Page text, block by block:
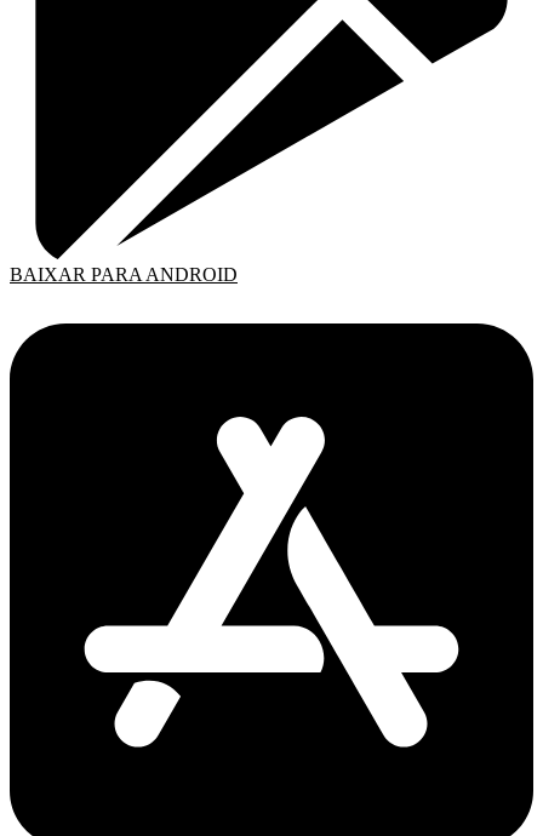
BAIXAR PARA ANDROID